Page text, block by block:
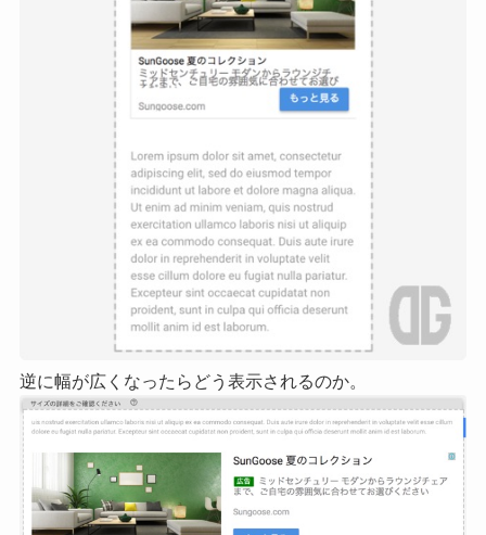
逆に幅が広くなったらどう表示されるのか。